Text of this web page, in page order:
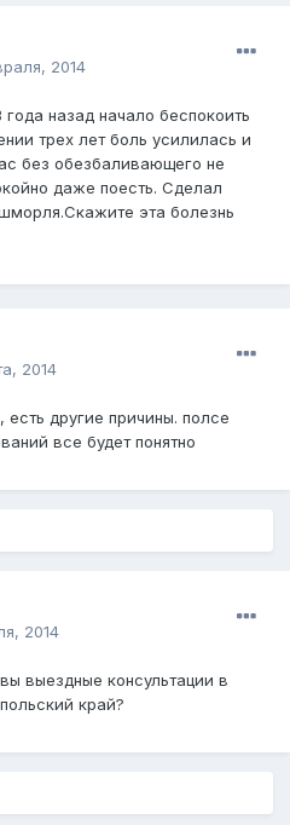
2014
назад начало беспокоить
трех лет боль усилилась и
без обезбаливающего не
даже поесть. Сделал
эта болезнь
2014
другие причины. полсе
все будет понятно
2014
выездные консультации в
край?